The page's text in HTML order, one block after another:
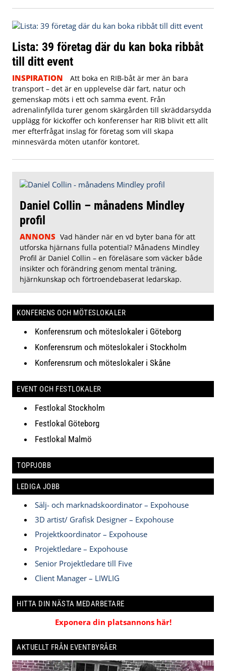
Lista: 39 företag där du kan boka ribbåt
till ditt event
INSPIRATION
Att boka en RIB-båt är mer än bara
transport – det är en upplevelse där fart, natur och
gemenskap möts i ett och samma event. Från
adrenalinfyllda turer genom skärgården till skräddarsydda
upplägg för kickoffer och konferenser har RIB blivit ett allt
mer efterfrågat inslag för företag som vill skapa
minnesvärda möten utanför kontoret.
Daniel Collin – månadens Mindley
profil
ANNONS Vad händer när en vd byter bana för att
utforska hjärnans fulla potential? Månadens Mindley
Profil är Daniel Collin – en föreläsare som väcker både
insikter och förändring genom mental träning,
hjärnkunskap och förtroendebaserat ledarskap.
KONFERENS OCH MÖTESLOKALER
Konferensrum och möteslokaler i Göteborg
Konferensrum och möteslokaler i Stockholm
Konferensrum och möteslokaler i Skåne
EVENT OCH FESTLOKALER
Festlokal Stockholm
Festlokal Göteborg
Festlokal Malmö
TOPPJOBB
LEDIGA JOBB
Sälj- och marknadskoordinator – Expohouse
3D artist/ Grafisk Designer – Expohouse
Projektkoordinator – Expohouse
Projektledare – Expohouse
Senior Projektledare till Five
Client Manager – LIWLIG
HITTA DIN NÄSTA MEDARBETARE
Exponera din platsannons här!
AKTUELLT FRÅN EVENTBYRÅER